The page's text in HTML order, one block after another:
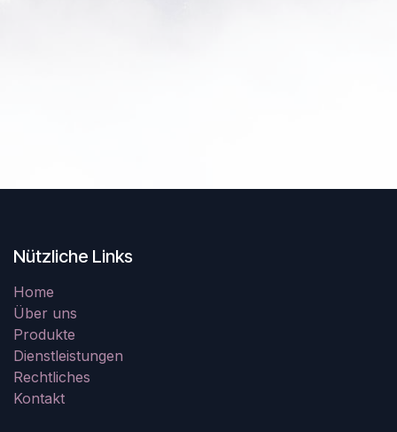
Nützliche Links
Home
Über uns
Produkte
Dienstleistungen
Rechtliches
Kontakt